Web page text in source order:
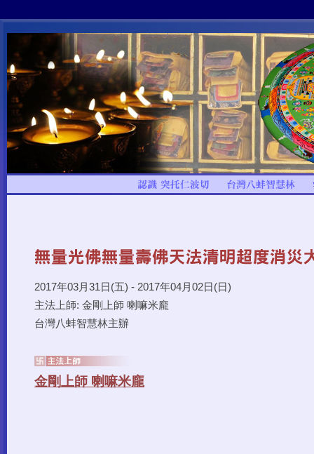
2017年03月31日(五) - 2017年04月02日(日)
主法上師: 金剛上師 喇嘛米龐
台灣八蚌智慧林主辦